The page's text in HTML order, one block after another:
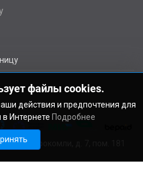
ул. В. Сырокомли, д. 7, пом. 181
файлы cookies.
действия и предпочтения для
Интернете Подробнее